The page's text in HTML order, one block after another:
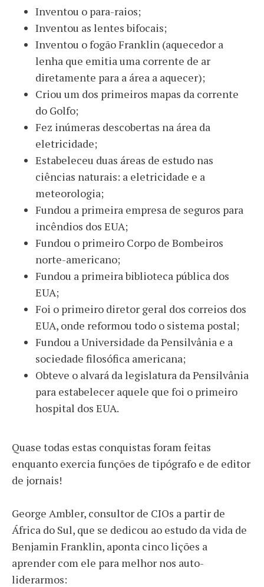
Inventou o para-raios;
Inventou as lentes bifocais;
Inventou o fogão Franklin (aquecedor a
lenha que emitia uma corrente de ar
diretamente para a área a aquecer);
Criou um dos primeiros mapas da corrente
do Golfo;
Fez inúmeras descobertas na área da
eletricidade;
Estabeleceu duas áreas de estudo nas
ciências naturais: a eletricidade e a
meteorologia;
Fundou a primeira empresa de seguros para
incêndios dos EUA;
Fundou o primeiro Corpo de Bombeiros
norte-americano;
Fundou a primeira biblioteca pública dos
EUA;
Foi o primeiro diretor geral dos correios dos
EUA, onde reformou todo o sistema postal;
Fundou a Universidade da Pensilvânia e a
sociedade filosófica americana;
Obteve o alvará da legislatura da Pensilvânia
para estabelecer aquele que foi o primeiro
hospital dos EUA.
Quase todas estas conquistas foram feitas
enquanto exercia funções de tipógrafo e de editor
de jornais!
George Ambler, consultor de CIOs a partir de
África do Sul, que se dedicou ao estudo da vida de
Benjamin Franklin, aponta cinco lições a
aprender com ele para melhor nos auto-
liderarmos: